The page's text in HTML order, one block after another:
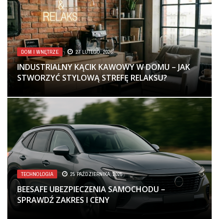
DOM I WNĘTRZE 27 LUTEGO, 2026
INDUSTRIALNY KĄCIK KAWOWY W DOMU – JAK
STWORZYĆ STYLOWĄ STREFĘ RELAKSU?
TECHNOLOGIA 25 PAŹDZIERNIKA, 2025
BEESAFE UBEZPIECZENIA SAMOCHODU –
SPRAWDŹ ZAKRES I CENY